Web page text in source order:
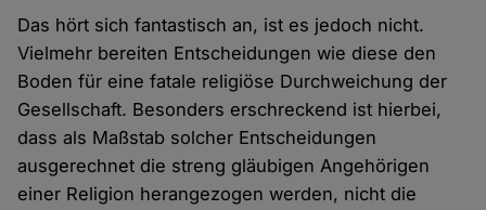
Das hört sich fantastisch an, ist es jedoch nicht.
Vielmehr bereiten Entscheidungen wie diese den
Boden für eine fatale religiöse Durchweichung der
Gesellschaft. Besonders erschreckend ist hierbei,
dass als Maßstab solcher Entscheidungen
ausgerechnet die streng gläubigen Angehörigen
einer Religion herangezogen werden, nicht die